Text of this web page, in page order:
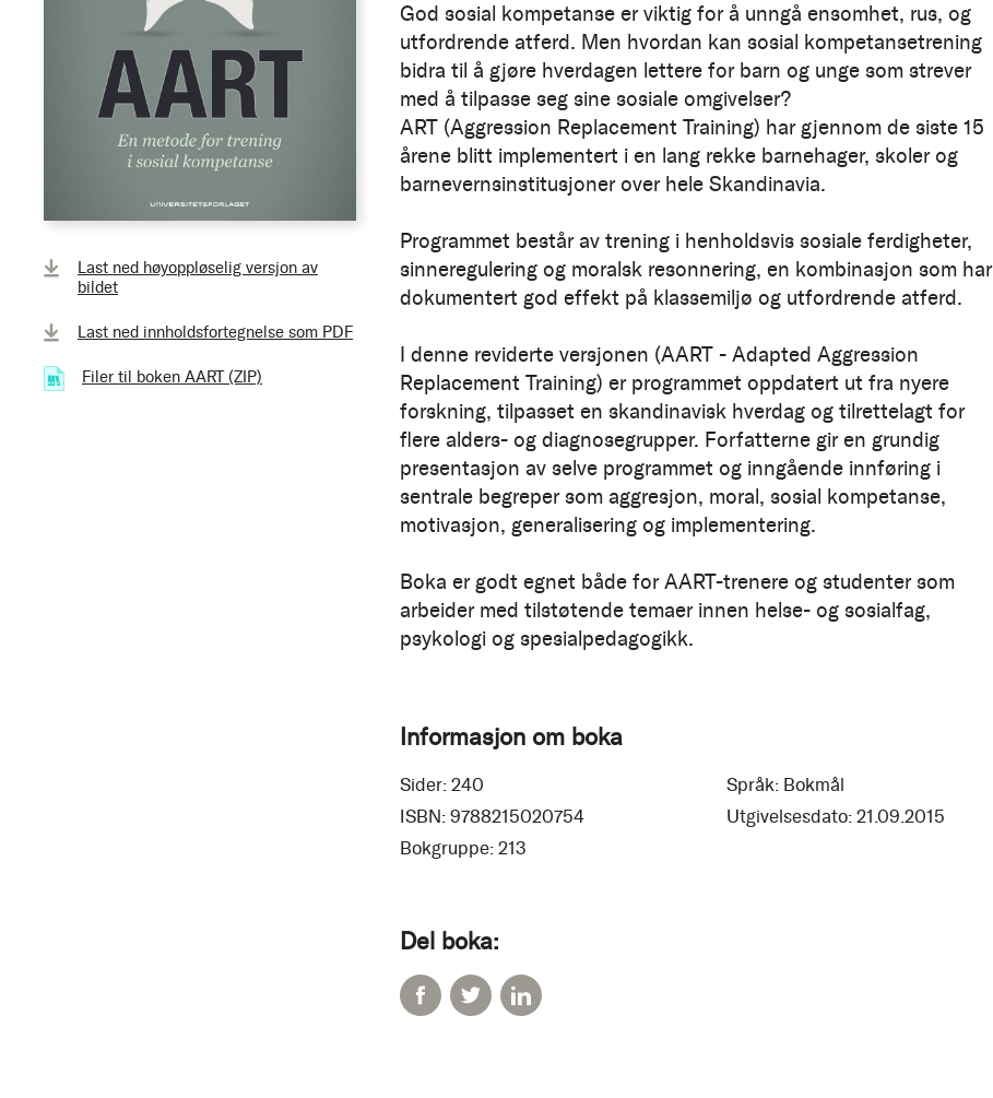
Last ned høyoppløselig versjon av
bildet
Last ned innholdsfortegnelse som PDF
Filer til boken AART (ZIP)
God sosial kompetanse er viktig for å unngå ensomhet, rus, og
utfordrende atferd. Men hvordan kan sosial kompetansetrening
bidra til å gjøre hverdagen lettere for barn og unge som strever
med å tilpasse seg sine sosiale omgivelser?
ART (Aggression Replacement Training) har gjennom de siste 15
årene blitt implementert i en lang rekke barnehager, skoler og
barnevernsinstitusjoner over hele Skandinavia.
Programmet består av trening i henholdsvis sosiale ferdigheter,
sinneregulering og moralsk resonnering, en kombinasjon som har
dokumentert god effekt på klassemiljø og utfordrende atferd.
I denne reviderte versjonen (AART - Adapted Aggression
Replacement Training) er programmet oppdatert ut fra nyere
forskning, tilpasset en skandinavisk hverdag og tilrettelagt for
flere alders- og diagnosegrupper. Forfatterne gir en grundig
presentasjon av selve programmet og inngående innføring i
sentrale begreper som aggresjon, moral, sosial kompetanse,
motivasjon, generalisering og implementering.
Boka er godt egnet både for AART-trenere og studenter som
arbeider med tilstøtende temaer innen helse- og sosialfag,
psykologi og spesialpedagogikk.
Informasjon om boka
Sider: 240 Språk: Bokmål
ISBN: 9788215020754 Utgivelsesdato: 21.09.2015
Bokgruppe: 213
Del boka: